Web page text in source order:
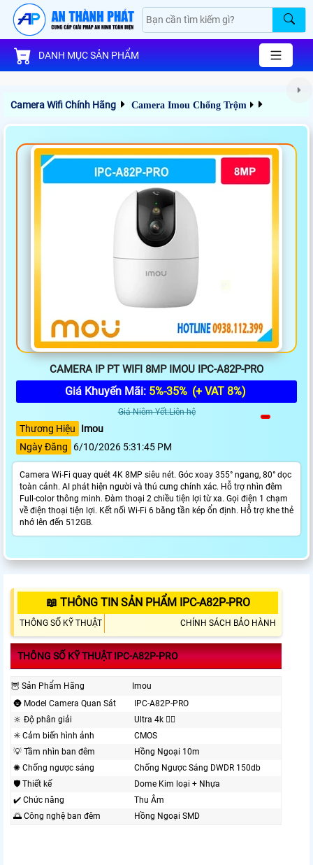
DANH MỤC SẢN PHẨM
Camera Wifi Chính Hãng Camera Imou Chống Trộm
CAMERA IP PT WIFI 8MP IMOU IPC-A82P-PRO
Giá Khuyến Mãi: 5%-35% (+ VAT 8%)
Giá Niêm Yết:Liên hệ
Thương Hiệu
Imou
Ngày Đăng
6/10/2026 5:31:45 PM
Camera Wi-Fi quay quét 4K 8MP siêu nét. Góc xoay 355° ngang, 80° dọc
toàn cảnh. AI phát hiện người và thú cưng chính xác. Hỗ trợ nhìn đêm
Full-color thông minh. Đàm thoại 2 chiều tiện lợi từ xa. Gọi điện 1 chạm
về điện thoại tiện lợi. Kết nối Wi-Fi 6 băng tần kép ổn định. Hỗ trợ khe thẻ
nhớ lên đến 512GB.
📖 THÔNG TIN SẢN PHẨM IPC-A82P-PRO
THÔNG SỐ KỸ THUẬT CHÍNH SÁCH BẢO HÀNH
THÔNG SỐ KỸ THUẬT IPC-A82P-PRO
🦉 Sản Phẩm Hãng
Imou
🌚 Model Camera Quan Sát
IPC-A82P-PRO
🔆 Độ phân giải
Ultra 4k 👍🏾
✳️ Cảm biến hình ảnh
CMOS
💡 Tầm nhìn ban đêm
Hồng Ngoại 10m
✺ Chống ngược sáng
Chống Ngược Sáng DWDR 150db
🛡 Thiết kế
Dome Kim loại + Nhựa
✔️ Chức năng
Thu Âm
🌅 Công nghệ ban đêm
Hồng Ngoại SMD